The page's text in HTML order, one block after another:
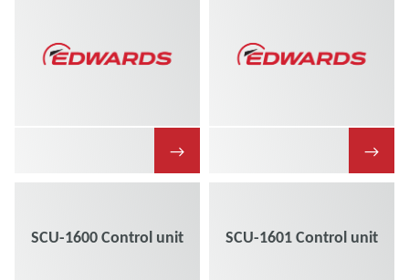
→ →
SCU-1600 Control unit SCU-1601 Control unit